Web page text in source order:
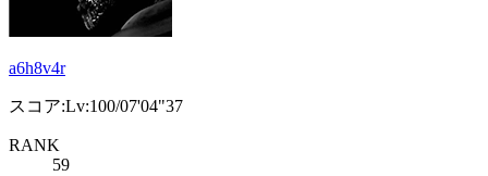
a6h8v4r
スコア:Lv:100/07'04"37
RANK
59